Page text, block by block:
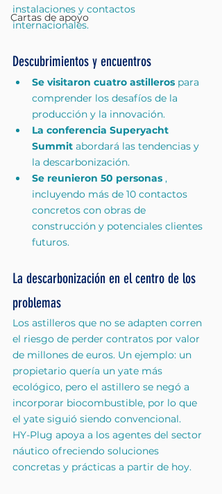
Cartas de apoyo
instalaciones y contactos
internacionales.
Descubrimientos y encuentros
Se visitaron cuatro astilleros para
comprender los desafíos de la
producción y la innovación.
La conferencia Superyacht
Summit abordará las tendencias y
la descarbonización.
Se reunieron 50 personas ,
incluyendo más de 10 contactos
concretos con obras de
construcción y potenciales clientes
futuros.
La descarbonización en el centro de los
problemas
Los astilleros que no se adapten corren
el riesgo de perder contratos por valor
de millones de euros. Un ejemplo: un
propietario quería un yate más
ecológico, pero el astillero se negó a
incorporar biocombustible, por lo que
el yate siguió siendo convencional.
HY-Plug apoya a los agentes del sector
náutico ofreciendo soluciones
concretas y prácticas a partir de hoy.